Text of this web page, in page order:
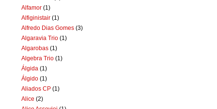
Alfamor (1)
Alfiginistair (1)
Alfredo Dias Gomes (3)
Algaravia Trio (1)
Algarobas (1)
Algebra Trio (1)
Álgida (1)
Álgido (1)
Aliados CP (1)
Alice (2)